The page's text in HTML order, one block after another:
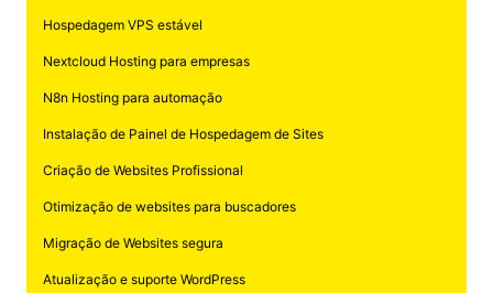
Hospedagem VPS estável
Nextcloud Hosting para empresas
N8n Hosting para automação
Instalação de Painel de Hospedagem de Sites
Criação de Websites Profissional
Otimização de websites para buscadores
Migração de Websites segura
Atualização e suporte WordPress